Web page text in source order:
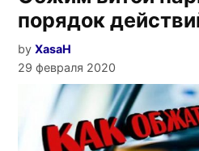
порядок
by XasaH
29 февраля 2020